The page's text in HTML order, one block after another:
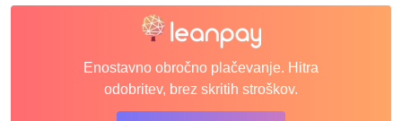
Enostavno obročno plačevanje. Hitra
odobritev, brez skritih stroškov.